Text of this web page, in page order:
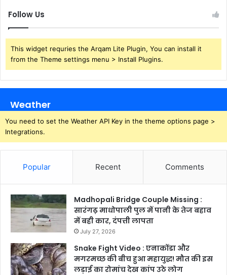
Follow Us
This widget requries the Arqam Lite Plugin, You can install it
from the Theme settings menu > Install Plugins.
Weather
You need to set the Weather API Key in the theme options page >
Integrations.
Popular Recent Comments
Madhopali Bridge Couple Missing :
सारंगढ़ माधोपाली पुल में पानी के तेज बहाव
में बही कार, दंपत्ती लापता
July 27, 2026
Snake Fight Video : एनाकोंडा और
मगरमच्छ की बीच हुआ महायुद्ध! मौत की इस
लड़ाई का रोमांच देख कांप उठे लोग